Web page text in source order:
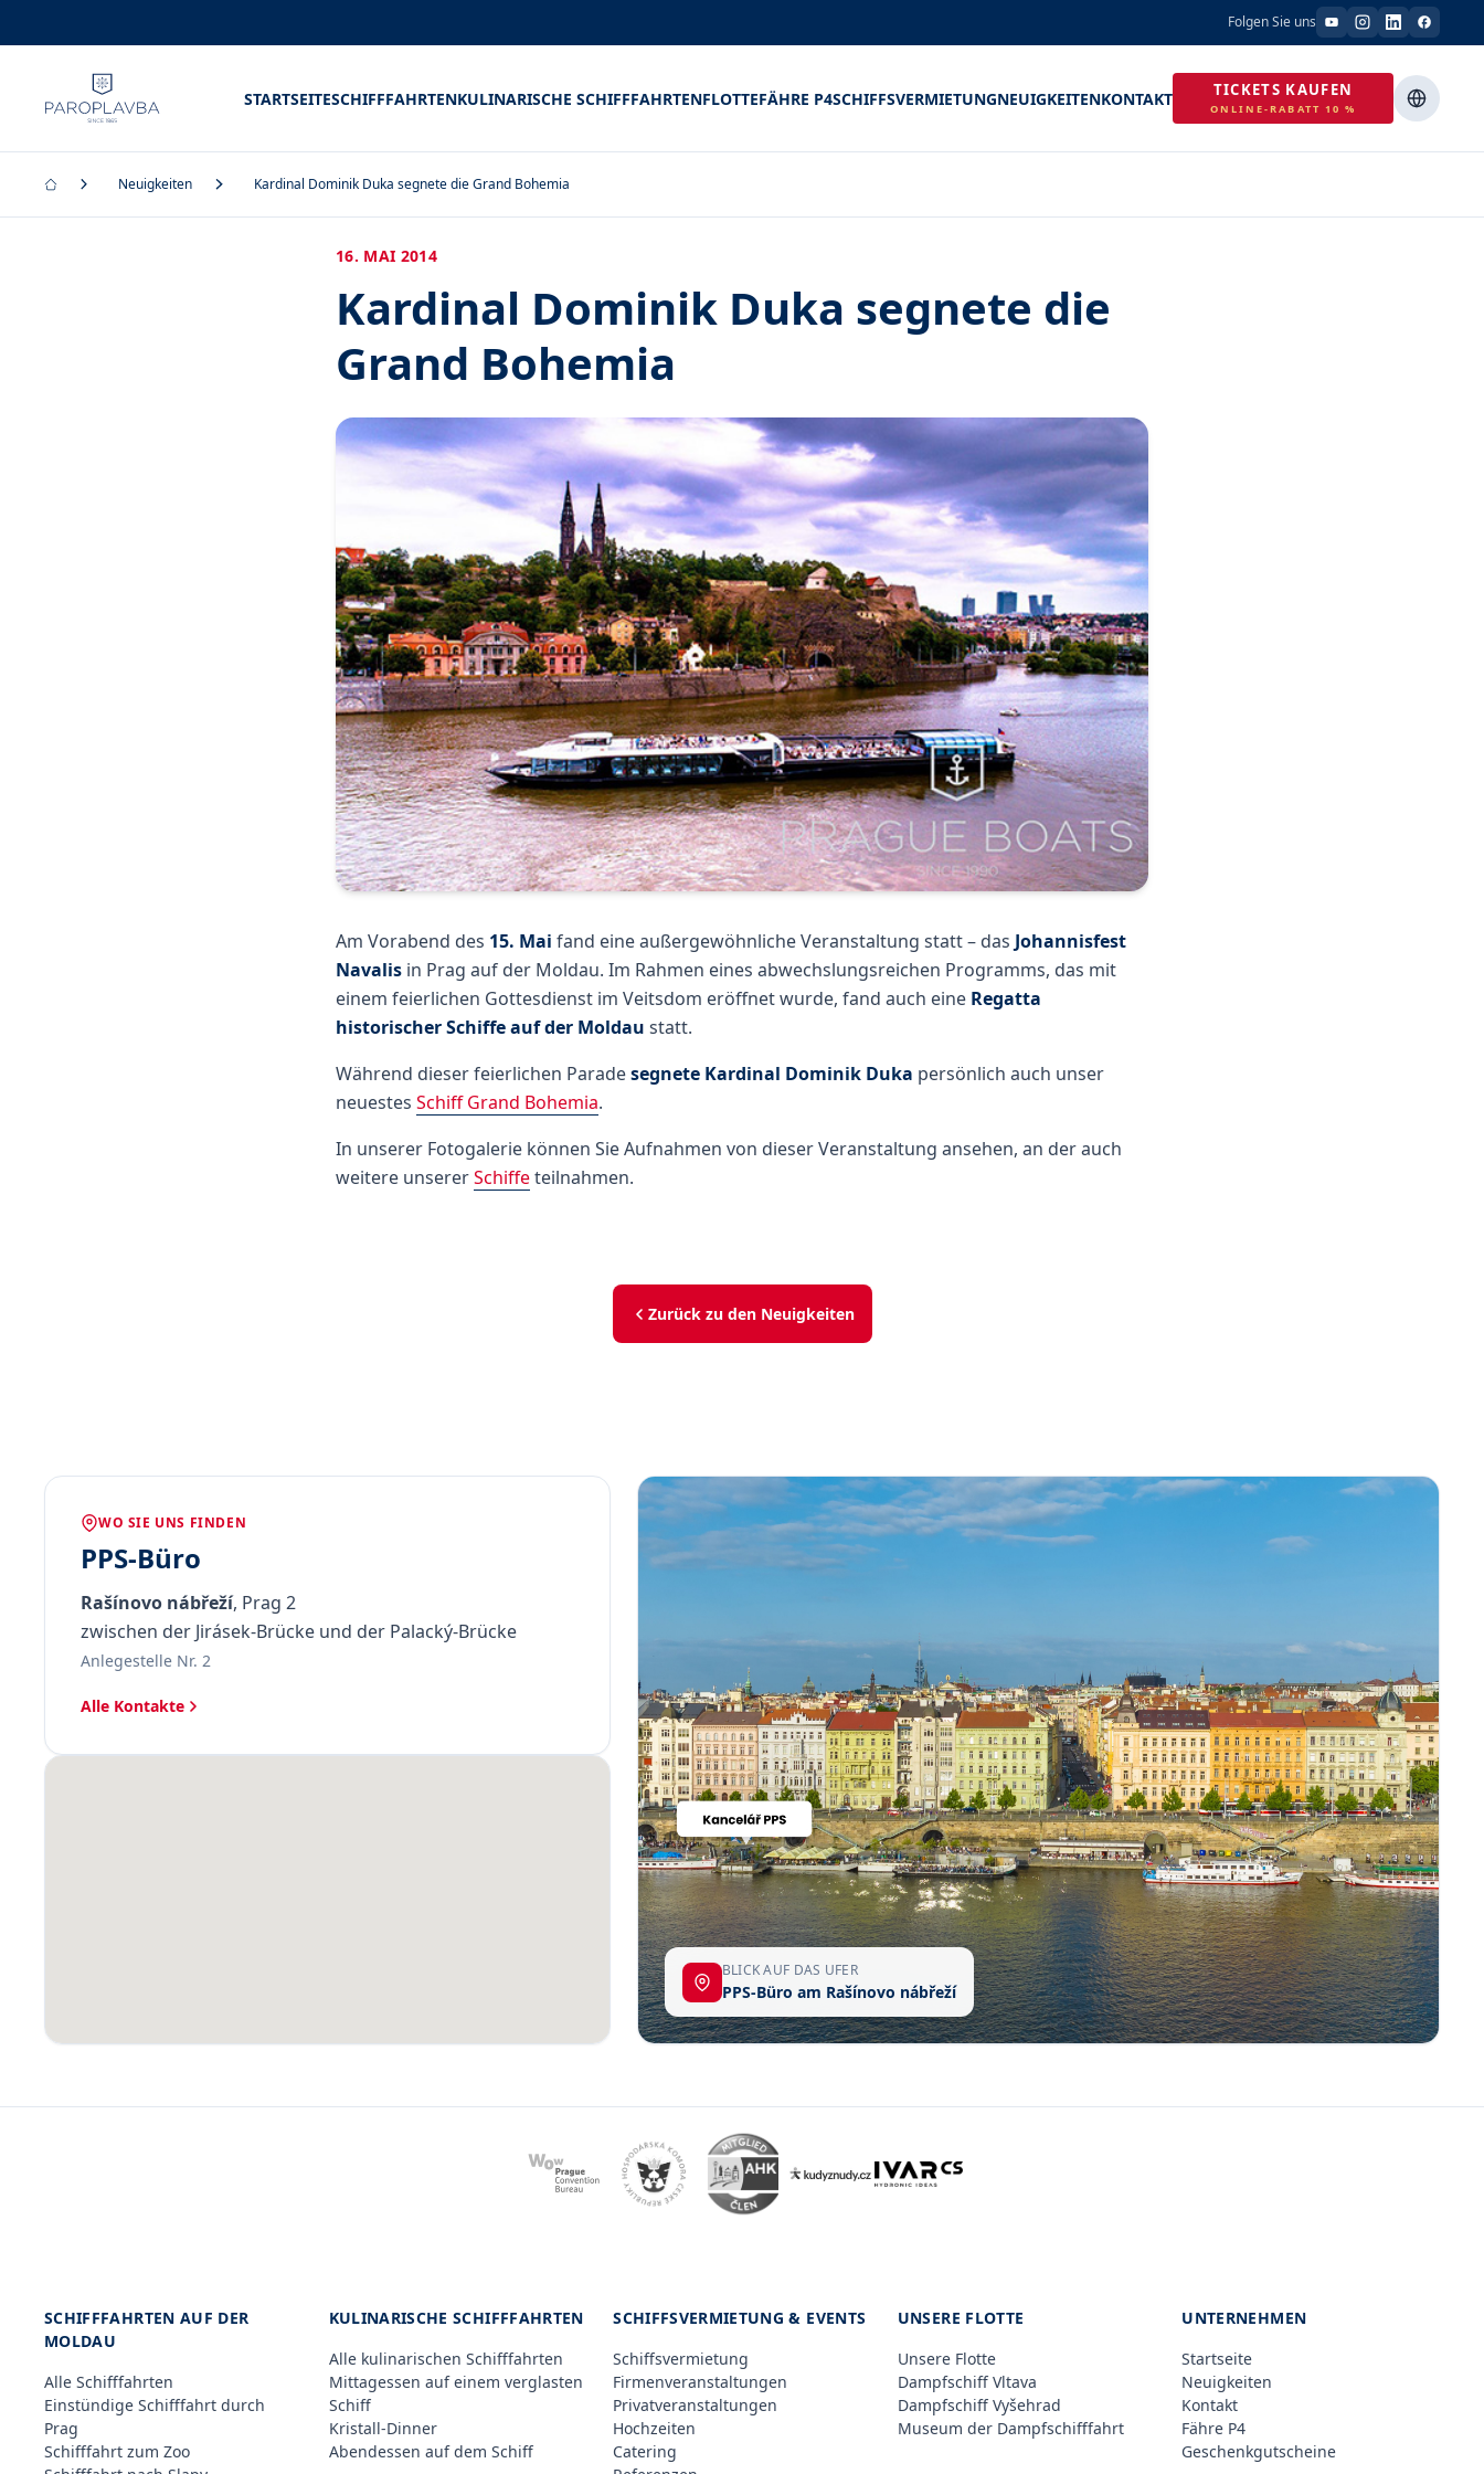
Folgen Sie uns
STARTSEITESCHIFFFAHRTENKULINARISCHE SCHIFFFAHRTENFLOTTEFÄHRE P4SCHIFFSVERMIETUNGNEUIGKEITENKONTAKT TICKETS KAUFEN
ONLINE-RABATT 10 %
Neuigkeiten Kardinal Dominik Duka segnete die Grand Bohemia
16. MAI 2014
Kardinal Dominik Duka segnete die
Grand Bohemia
Am Vorabend des 15. Mai fand eine außergewöhnliche Veranstaltung statt – das Johannisfest
Navalis in Prag auf der Moldau. Im Rahmen eines abwechslungsreichen Programms, das mit
einem feierlichen Gottesdienst im Veitsdom eröffnet wurde, fand auch eine Regatta
historischer Schiffe auf der Moldau statt.
Während dieser feierlichen Paradesegnete Kardinal Dominik Duka persönlich auch unser
neuestes Schiff Grand Bohemia.
In unserer Fotogalerie können Sie Aufnahmen von dieser Veranstaltung ansehen, an der auch
weitere unsererSchiffeteilnahmen.
Zurück zu den Neuigkeiten
WO SIE UNS FINDEN
PPS-Büro
Rašínovo nábřeží, Prag 2
zwischen der Jirásek-Brücke und der Palacký-Brücke
Anlegestelle Nr. 2
Alle Kontakte
BLICK AUF DAS UFER
PPS-Büro am Rašínovo nábřeží
SCHIFFFAHRTEN AUF DER
MOLDAU
Alle Schifffahrten
Einstündige Schifffahrt durch
Prag
Schifffahrt zum Zoo
KULINARISCHE SCHIFFFAHRTEN
Alle kulinarischen Schifffahrten
Mittagessen auf einem verglasten
Schiff
Kristall-Dinner
Abendessen auf dem Schiff
SCHIFFSVERMIETUNG & EVENTS
Schiffsvermietung
Firmenveranstaltungen
Privatveranstaltungen
Hochzeiten
Catering
UNSERE FLOTTE
Unsere Flotte
Dampfschiff Vltava
Dampfschiff Vyšehrad
Museum der Dampfschifffahrt
UNTERNEHMEN
Startseite
Neuigkeiten
Kontakt
Fähre P4
Geschenkgutscheine